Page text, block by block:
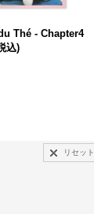
Thé - Chapter4
込)
リセット